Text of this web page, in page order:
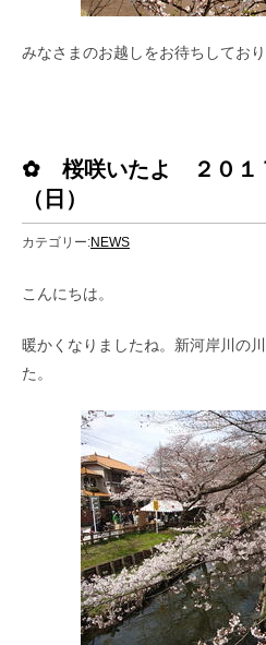
みなさまのお越しをお待ちしており
✿ 桜咲いたよ ２０
（日）
カテゴリー:NEWS
こんにちは。
暖かくなりましたね。新河岸川の
た。